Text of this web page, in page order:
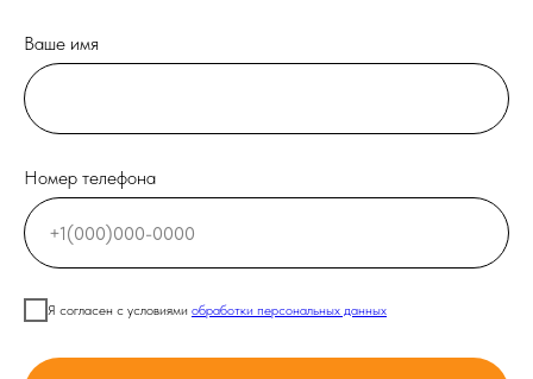
Ваше имя
Номер телефона
Я согласен с условиями обработки персональных данных